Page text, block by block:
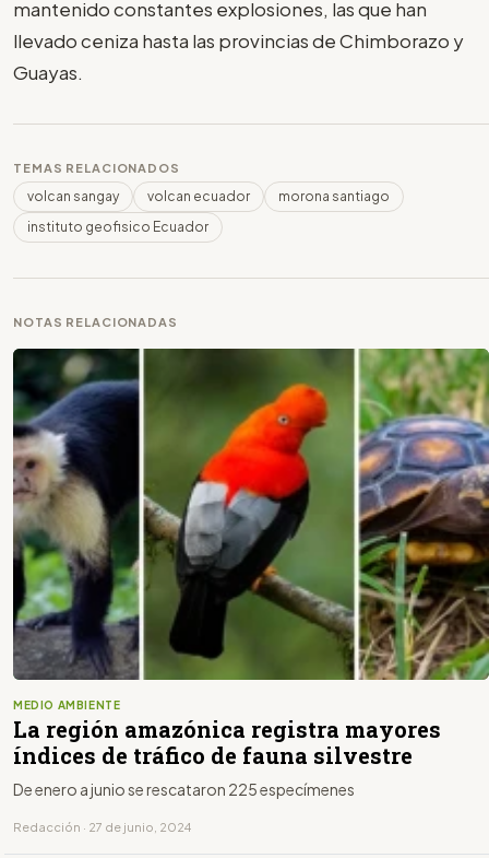
mantenido constantes explosiones, las que han
llevado ceniza hasta las provincias de Chimborazo y
Guayas.
TEMAS RELACIONADOS
volcan sangay volcan ecuador
morona santiago
instituto geofisico Ecuador
NOTAS RELACIONADAS
MEDIO AMBIENTE
La región amazónica registra mayores
índices de tráfico de fauna silvestre
De enero a junio se rescataron 225 especímenes
Redacción · 27 de junio, 2024